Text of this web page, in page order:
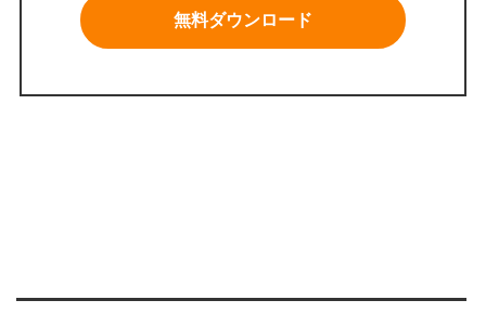
無料ダウンロード